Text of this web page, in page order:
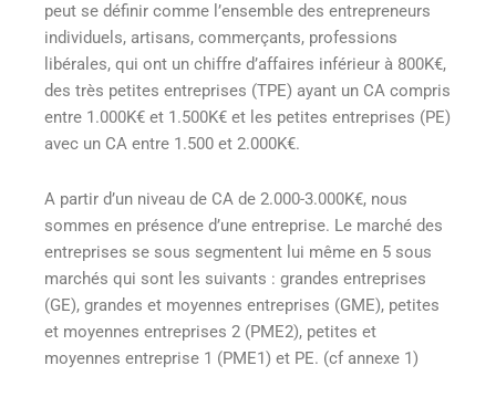
peut se définir comme l’ensemble des entrepreneurs
individuels, artisans, commerçants, professions
libérales, qui ont un chiffre d’affaires inférieur à 800K€,
des très petites entreprises (TPE) ayant un CA compris
entre 1.000K€ et 1.500K€ et les petites entreprises (PE)
avec un CA entre 1.500 et 2.000K€.
A partir d’un niveau de CA de 2.000-3.000K€, nous
sommes en présence d’une entreprise. Le marché des
entreprises se sous segmentent lui même en 5 sous
marchés qui sont les suivants : grandes entreprises
(GE), grandes et moyennes entreprises (GME), petites
et moyennes entreprises 2 (PME2), petites et
moyennes entreprise 1 (PME1) et PE. (cf annexe 1)